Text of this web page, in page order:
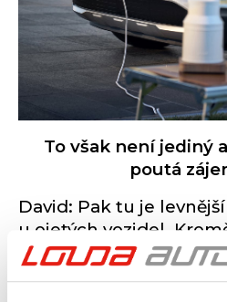
To však není jediný
poutá
David: Pak tu je
u ojetých vozidel.
proti fosilním palivům